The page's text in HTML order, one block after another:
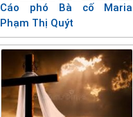
Cáo phó Bà cố Maria
Phạm Thị Quýt